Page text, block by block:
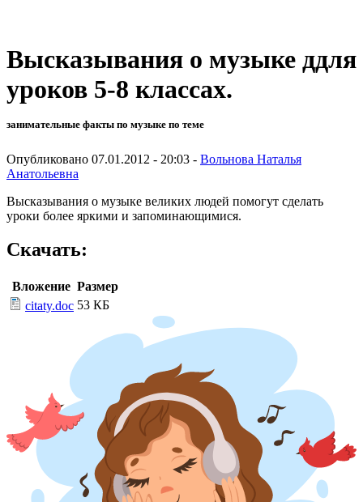
Высказывания о музыке ддля
уроков 5-8 классах.
занимательные факты по музыке по теме
Опубликовано 07.01.2012 - 20:03 - Вольнова Наталья
Анатольевна
Высказывания о музыке великих людей помогут сделать
уроки более яркими и запоминающимися.
Скачать:
Вложение Размер
citaty.doc 53 КБ